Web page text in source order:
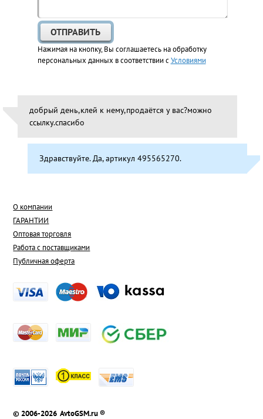
Нажимая на кнопку, Вы соглашаетесь на обработку
персональных данных в соответствии сУсловиями
добрый день,клей к нему,продаётся у вас?можно
ссылку.спасибо
Здравствуйте. Да, артикул 495565270.
О компании
ГАРАНТИИ
Оптовая торговля
Работа с поставщиками
Публичная оферта
© 2006-2026 AvtoGSM.ru ®